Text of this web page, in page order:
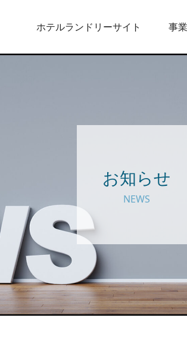
ホテルランドリーサイト 事
お知らせ
NEWS